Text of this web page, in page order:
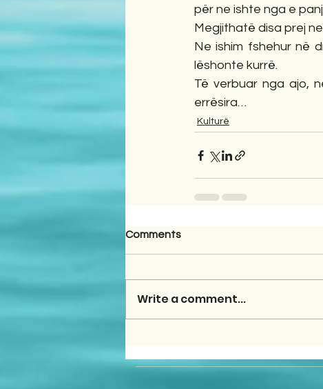
për ne ishte nga e
Megjithatë disa prej
Ne ishim fshehur në
lëshonte kurrë.
Të verbuar nga ajo,
errësira…
Kulturë
Comments
Write a comment...